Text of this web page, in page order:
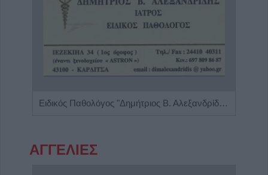
Ειδικός Παθολόγος "Δημήτριος Β. Αλεξανδρίδης"
ΑΓΓΕΛΙΕΣ